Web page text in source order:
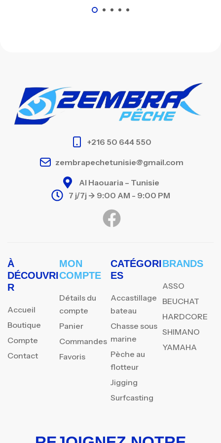
+216 50 644 550
zembrapechetunisie@gmail.com
Al Haouaria – Tunisie
7 j/7j -> 9:00 AM - 9:00 PM
À
DÉCOUVRI
R
Accueil
Boutique
Compte
Contact
MON
COMPTE
Détails du
compte
Panier
Commandes
Favoris
CATÉGORI
ES
Accastillage
bateau
Chasse sous
marine
Pèche au
flotteur
Jigging
Surfcasting
BRANDS
ASSO
BEUCHAT
HARDCORE
SHIMANO
YAMAHA